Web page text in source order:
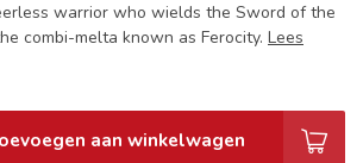
warrior who wields the Sword of the
combi-melta known as Ferocity. Lees
aan winkelwagen